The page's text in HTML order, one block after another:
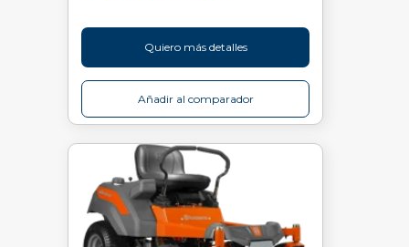
Quiero más detalles
Añadir al comparador